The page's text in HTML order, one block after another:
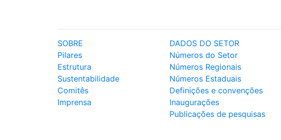
SOBRE
Pilares
Estrutura
Sustentabilidade
Comitês
Imprensa
DADOS DO SETOR
Números do Setor
Números Regionais
Números Estaduais
Definições e convenções
Inaugurações
Publicações de pesquisas